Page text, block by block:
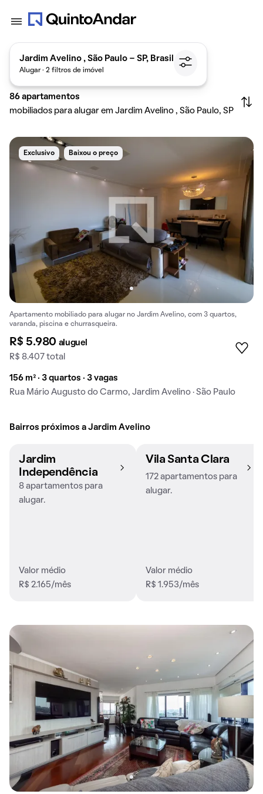
Jardim Avelino , São Paulo - SP, Brasil
Alugar · 2 filtros de imóvel
86 apartamentos
mobiliados para alugar em Jardim Avelino , São Paulo, SP
Exclusivo Baixou o preço
Apartamento mobiliado para alugar no Jardim Avelino, com 3 quartos,
varanda, piscina e churrasqueira.
R$ 5.980 aluguel
R$ 8.407 total
156 m² · 3 quartos · 3 vagas
Rua Mário Augusto do Carmo, Jardim Avelino · São Paulo
Bairros próximos a Jardim Avelino
Jardim
Independência
8 apartamentos para
alugar.
Valor médio
R$ 2.165/mês
Vila Santa Clara
172 apartamentos para
alugar.
Valor médio
R$ 1.953/mês